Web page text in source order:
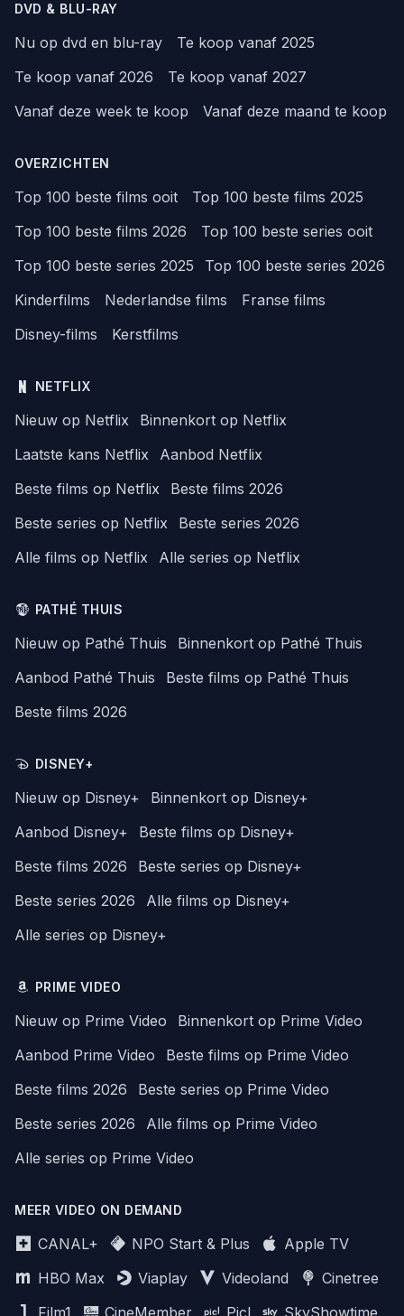
DVD & BLU-RAY
Nu op dvd en blu-ray
Te koop vanaf 2025
Te koop vanaf 2026
Te koop vanaf 2027
Vanaf deze week te koop
Vanaf deze maand te koop
OVERZICHTEN
Top 100 beste films ooit
Top 100 beste films 2025
Top 100 beste films 2026
Top 100 beste series ooit
Top 100 beste series 2025
Top 100 beste series 2026
Kinderfilms
Nederlandse films
Franse films
Disney-films
Kerstfilms
NETFLIX
Nieuw op Netflix
Binnenkort op Netflix
Laatste kans Netflix
Aanbod Netflix
Beste films op Netflix
Beste films 2026
Beste series op Netflix
Beste series 2026
Alle films op Netflix
Alle series op Netflix
PATHÉ THUIS
Nieuw op Pathé Thuis
Binnenkort op Pathé Thuis
Aanbod Pathé Thuis
Beste films op Pathé Thuis
Beste films 2026
DISNEY+
Nieuw op Disney+
Binnenkort op Disney+
Aanbod Disney+
Beste films op Disney+
Beste films 2026
Beste series op Disney+
Beste series 2026
Alle films op Disney+
Alle series op Disney+
PRIME VIDEO
Nieuw op Prime Video
Binnenkort op Prime Video
Aanbod Prime Video
Beste films op Prime Video
Beste films 2026
Beste series op Prime Video
Beste series 2026
Alle films op Prime Video
Alle series op Prime Video
MEER VIDEO ON DEMAND
CANAL+ NPO Start & Plus
Apple TV
HBO Max
Viaplay Videoland
Cinetree